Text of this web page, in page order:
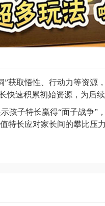
获取悟性、行动力等资源
快速积累初始资源，为后续
孩子特长赢得“面子战争”
特长应对家长间的攀比压力
，玩家需根据角色性格投
许则需承担成绩波动风险。